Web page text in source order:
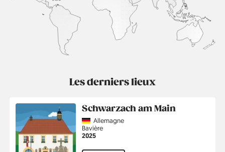
Les derniers lieux
Schwarzach am Main
CountryAllemagne
Région
Bavière
Année
2025